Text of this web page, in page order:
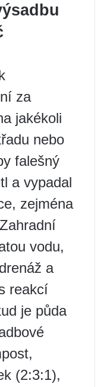
za
jakékoli
nebo
falešný
a vypadal
zejména
vodu,
a
reakcí
je půda
(2:3:1),